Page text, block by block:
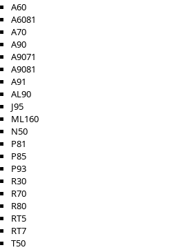
A60
A6081
A70
A90
A9071
A9081
A91
AL90
J95
ML160
N50
P81
P85
P93
R30
R70
R80
RT5
RT7
T50